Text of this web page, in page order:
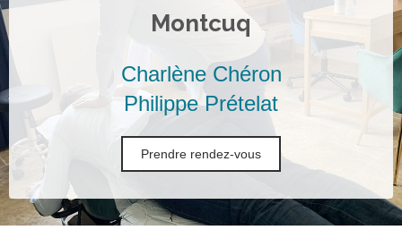
Montcuq
Charlène Chéron
Philippe Prételat
Prendre rendez-vous